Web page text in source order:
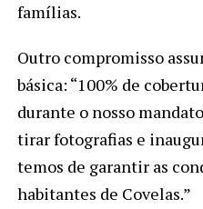
famílias.
Outro compromisso
básica: “100% de
durante o nosso
tirar fotografias e
temos de garantir as
habitantes de Covelas.”